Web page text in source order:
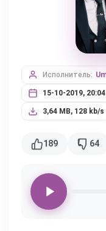
Исполнитель:
15-10-2019, 20:04
3,64 MB, 128 kb/s
189 64